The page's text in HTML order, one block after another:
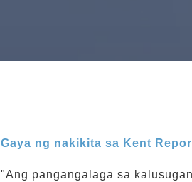
Gaya ng nakikita sa Kent
"Ang pangangalaga sa